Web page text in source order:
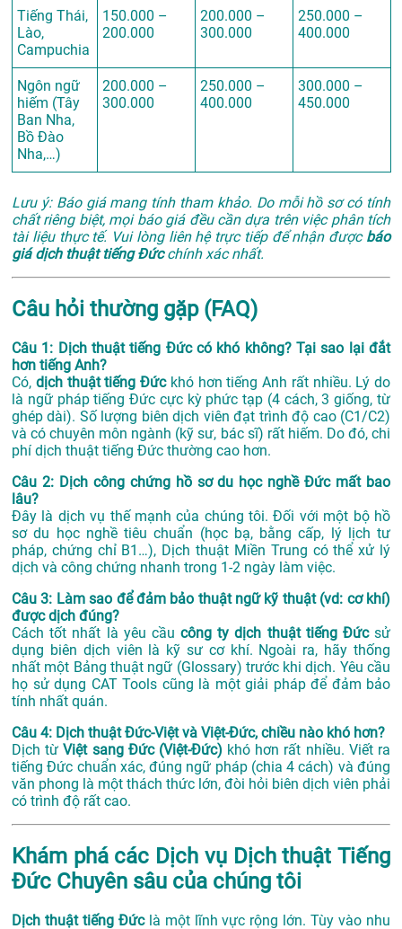
Tiếng Thái,
Lào,
Campuchia
150.000 –
200.000
200.000 –
300.000
250.000 –
400.000
Ngôn ngữ
hiếm (Tây
Ban Nha,
Bồ Đào
Nha,…)
200.000 –
300.000
250.000 –
400.000
300.000 –
450.000
Lưu ý: Báo giá mang tính tham khảo. Do mỗi hồ sơ có tính
chất riêng biệt, mọi báo giá đều cần dựa trên việc phân tích
tài liệu thực tế. Vui lòng liên hệ trực tiếp để nhận được báo
giá dịch thuật tiếng Đứcchính xác nhất.
Câu hỏi thường gặp (FAQ)
Câu 1: Dịch thuật tiếng Đức có khó không? Tại sao lại đắt
hơn tiếng Anh?
Có, dịch thuật tiếng Đứckhó hơn tiếng Anh rất nhiều. Lý do
là ngữ pháp tiếng Đức cực kỳ phức tạp (4 cách, 3 giống, từ
ghép dài). Số lượng biên dịch viên đạt trình độ cao (C1/C2)
và có chuyên môn ngành (kỹ sư, bác sĩ) rất hiếm. Do đó, chi
phí dịch thuật tiếng Đức thường cao hơn.
Câu 2: Dịch công chứng hồ sơ du học nghề Đức mất bao
lâu?
Đây là dịch vụ thế mạnh của chúng tôi. Đối với một bộ hồ
sơ du học nghề tiêu chuẩn (học bạ, bằng cấp, lý lịch tư
pháp, chứng chỉ B1…), Dịch thuật Miền Trung có thể xử lý
dịch và công chứng nhanh trong 1-2 ngày làm việc.
Câu 3: Làm sao để đảm bảo thuật ngữ kỹ thuật (vd: cơ khí)
được dịch đúng?
Cách tốt nhất là yêu cầu công ty dịch thuật tiếng Đứcsử
dụng biên dịch viên là kỹ sư cơ khí. Ngoài ra, hãy thống
nhất một Bảng thuật ngữ (Glossary) trước khi dịch. Yêu cầu
họ sử dụng CAT Tools cũng là một giải pháp để đảm bảo
tính nhất quán.
Câu 4: Dịch thuật Đức-Việt và Việt-Đức, chiều nào khó hơn?
Dịch từViệt sang Đức (Việt-Đức) khó hơn rất nhiều. Viết ra
tiếng Đức chuẩn xác, đúng ngữ pháp (chia 4 cách) và đúng
văn phong là một thách thức lớn, đòi hỏi biên dịch viên phải
có trình độ rất cao.
Khám phá các Dịch vụ Dịch thuật Tiếng
Đức Chuyên sâu của chúng tôi
Dịch thuật tiếng Đứclà một lĩnh vực rộng lớn. Tùy vào nhu